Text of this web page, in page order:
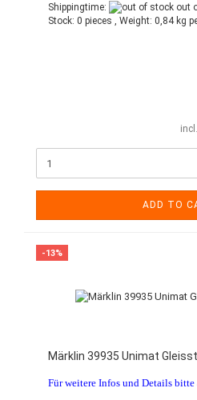
Shippingtime:
out
Stock: 0 pieces , Weight: 0,84kg
ADD TO
-13%
Märklin 39935 Unimat
Für weitere Infos und Details